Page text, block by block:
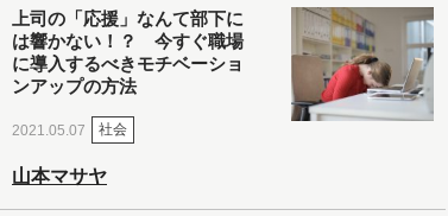
上司の「応援」なんて部下に
は響かない！？ 今すぐ職場
に導入するべきモチベーショ
ンアップの方法
2021.05.07 社会
山本マサヤ